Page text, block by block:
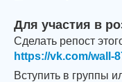
Для участия в
Сделать репост
https://vk.com/wall-
Вступить в группы